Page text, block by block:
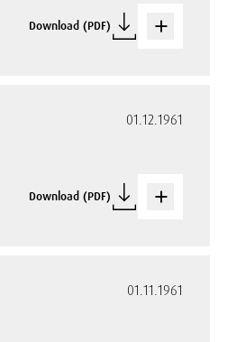
Download (PDF)
01.12.1961
Download (PDF)
01.11.1961